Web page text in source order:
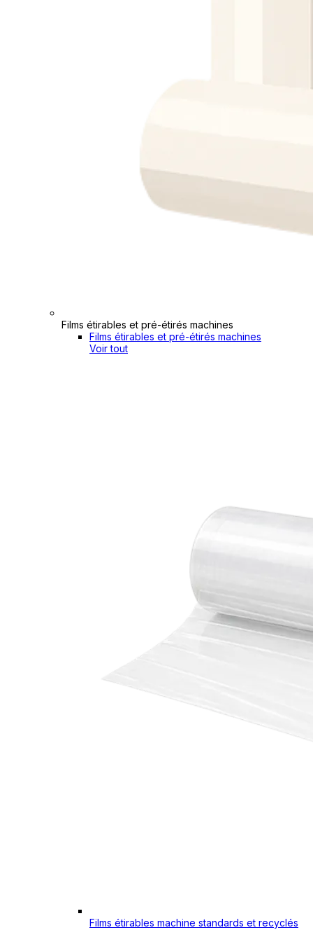
Films étirables et pré-étirés machines
Films étirables et pré-étirés machines
Voir tout
Films étirables machine standards et recyclés